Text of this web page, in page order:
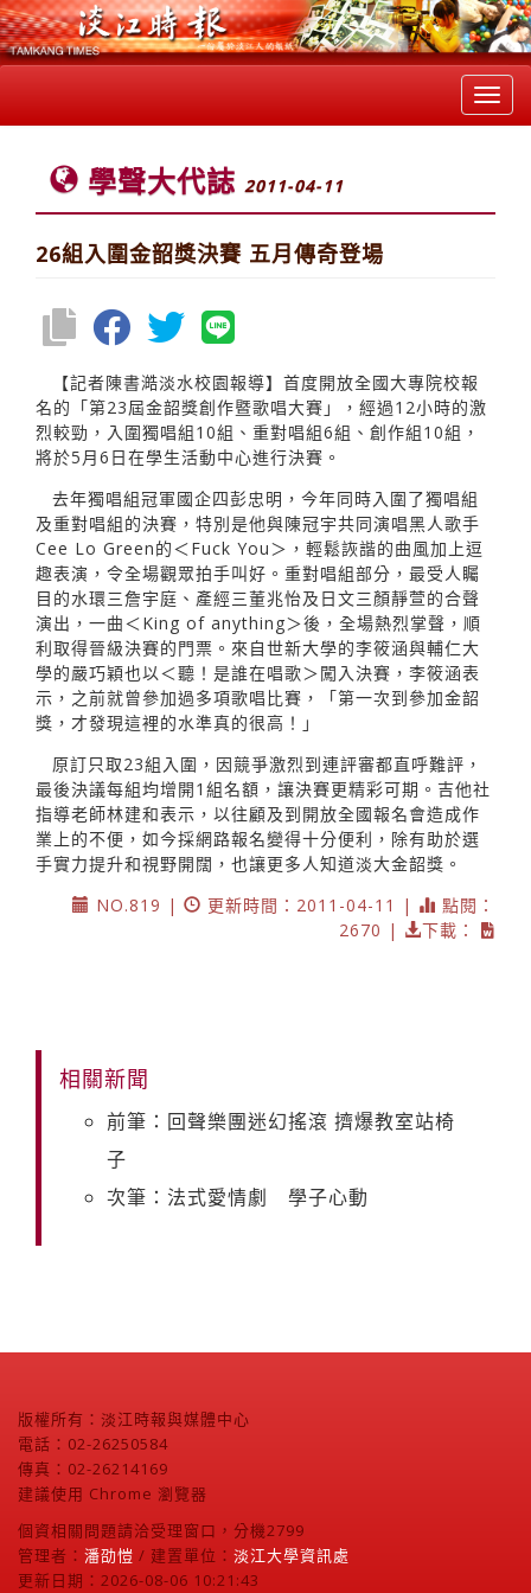
學聲大代誌 2011-04-11
26組入圍金韶獎決賽 五月傳奇登場
【記者陳書澔淡水校園報導】首度開放全國大專院校報
名的「第23屆金韶獎創作暨歌唱大賽」，經過12小時的激
烈較勁，入圍獨唱組10組、重對唱組6組、創作組10組，
將於5月6日在學生活動中心進行決賽。
去年獨唱組冠軍國企四彭忠明，今年同時入圍了獨唱組
及重對唱組的決賽，特別是他與陳冠宇共同演唱黑人歌手
Cee Lo Green的＜Fuck You＞，輕鬆詼諧的曲風加上逗
趣表演，令全場觀眾拍手叫好。重對唱組部分，最受人矚
目的水環三詹宇庭、產經三董兆怡及日文三顏靜萱的合聲
演出，一曲＜King of anything＞後，全場熱烈掌聲，順
利取得晉級決賽的門票。來自世新大學的李筱涵與輔仁大
學的嚴巧穎也以＜聽！是誰在唱歌＞闖入決賽，李筱涵表
示，之前就曾參加過多項歌唱比賽，「第一次到參加金韶
獎，才發現這裡的水準真的很高！」
原訂只取23組入圍，因競爭激烈到連評審都直呼難評，
最後決議每組均增開1組名額，讓決賽更精彩可期。吉他社
指導老師林建和表示，以往顧及到開放全國報名會造成作
業上的不便，如今採網路報名變得十分便利，除有助於選
手實力提升和視野開闊，也讓更多人知道淡大金韶獎。
NO.819 |
更新時間：2011-04-11 |
點閱：
2670 |
下載：
相關新聞
前筆：回聲樂團迷幻搖滾 擠爆教室站椅
子
次筆：法式愛情劇 學子心動
版權所有：淡江時報與媒體中心
電話：02-26250584
傳真：02-26214169
建議使用 Chrome 瀏覽器
個資相關問題請洽受理窗口，分機2799
管理者： 潘劭愷 / 建置單位： 淡江大學資訊處
更新日期：2026-08-06 10:21:43